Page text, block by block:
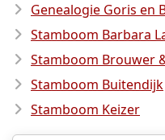
Genealogie Goris en
Stamboom Barbara
Stamboom Brouwer
Stamboom Buitendijk
Stamboom Keizer